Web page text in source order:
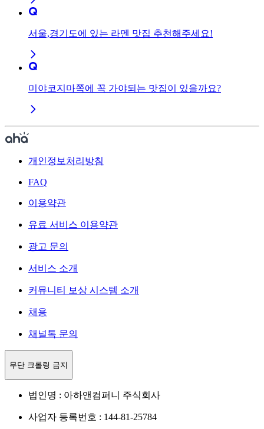
서울,경기도에 있는 라멘 맛집 추천해주세요!
미야코지마쪽에 꼭 가야되는 맛집이 있을까요?
개인정보처리방침
FAQ
이용약관
유료 서비스 이용약관
광고 문의
서비스 소개
커뮤니티 보상 시스템 소개
채용
채널톡 문의
무단 크롤링 금지
법인명 : 아하앤컴퍼니 주식회사
사업자 등록번호 : 144-81-25784